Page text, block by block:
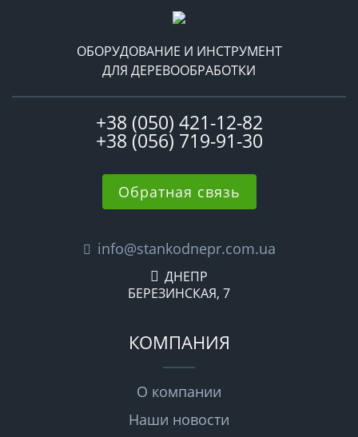
ОБОРУДОВАНИЕ И ИНСТРУМЕНТ
ДЛЯ ДЕРЕВООБРАБОТКИ
+38 (050) 421-12-82
+38 (056) 719-91-30
Обратная связь
info@stankodnepr.com.ua
ДНЕПР
БЕРЕЗИНСКАЯ, 7
КОМПАНИЯ
О компании
Наши новости